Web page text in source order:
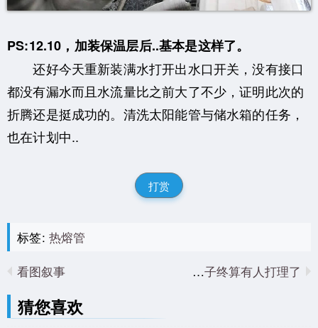
PS:12.10，加装保温层后..基本是这样了。
还好今天重新装满水打开出水口开关，没有接口
都没有漏水而且水流量比之前大了不少，证明此次的
折腾还是挺成功的。清洗太阳能管与储水箱的任务，
也在计划中..
打赏
标签: 热熔管
看图叙事
老房子终算有人打理了
猜您喜欢